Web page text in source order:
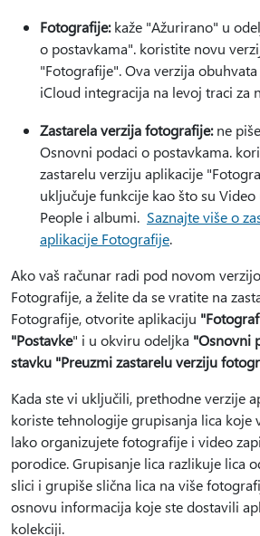
Fotografije:kaže "Ažurirano" u
o postavkama". koristite novu
"Fotografije". Ova verzija
iCloud integracija na levoj traci za
Zastarela verzija fotografije:ne
Osnovni podaci o postavkama.
zastarelu verziju aplikacije
uključuje funkcije kao što su Video
People i albumi. Saznajte više o
aplikacije Fotografije.
Ako vaš računar radi pod novom
Fotografije, a želite da se vratite na
Fotografije, otvorite aplikaciju
"Postavke" i u okviru odeljka "Osnovni
stavku "Preuzmi zastarelu verziju
Kada ste vi uključili, prethodne verzije
koriste tehnologije grupisanja lica koje
lako organizujete fotografije i video
porodice. Grupisanje lica razlikuje lica
slici i grupiše slična lica na više
osnovu informacija koje ste dostavili
kolekciji.